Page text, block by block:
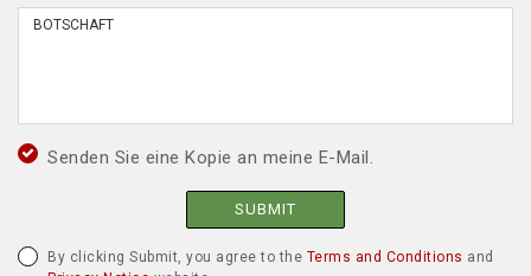
Senden Sie eine Kopie an meine E-Mail.
SUBMIT
By clicking Submit, you agree to the Terms and Conditions and